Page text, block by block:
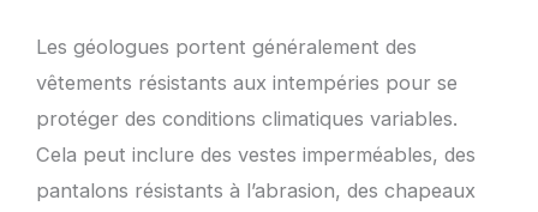
Les géologues portent généralement des
vêtements résistants aux intempéries pour se
protéger des conditions climatiques variables.
Cela peut inclure des vestes imperméables, des
pantalons résistants à l’abrasion, des chapeaux